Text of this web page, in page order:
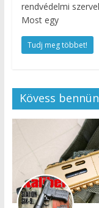
rendvédelmi
Most egy
Tudj meg többet!
Kövess